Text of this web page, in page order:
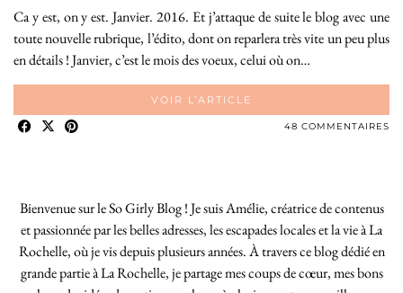
Ca y est, on y est. Janvier. 2016. Et j’attaque de suite le blog avec une
toute nouvelle rubrique, l’édito, dont on reparlera très vite un peu plus
en détails ! Janvier, c’est le mois des voeux, celui où on…
VOIR L’ARTICLE
48 COMMENTAIRES
Bienvenue sur le So Girly Blog ! Je suis Amélie, créatrice de contenus
et passionnée par les belles adresses, les escapades locales et la vie à La
Rochelle, où je vis depuis plusieurs années. À travers ce blog dédié en
grande partie à La Rochelle, je partage mes coups de cœur, mes bons